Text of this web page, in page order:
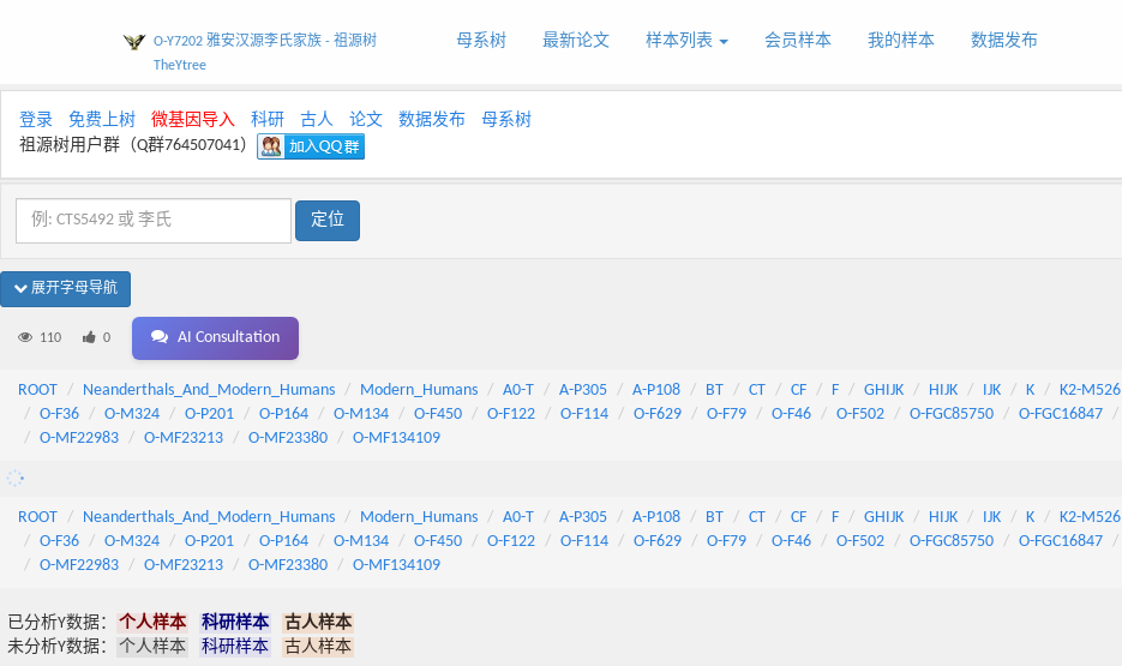
O-Y7202 雅安汉源李氏家族 - 祖源树
TheYtree
母系树 最新论文 样本列表 会员样本 我的样本 数据发布
登录 免费上树 微基因导入 科研 古人 论文 数据发布
母系树
祖源树用户群（Q群764507041）
展开字母导航
110 0 AI Consultation
ROOT Neanderthals_And_Modern_Humans Modern_Humans A0-T A-P305 A-P108 BT CT CF F GHIJK HIJK IJK K K2-M526
O-F36
O-M324 O-P201 O-P164 O-M134 O-F450 O-F122 O-F114 O-F629 O-F79 O-F46 O-F502 O-FGC85750 O-FGC16847
O-MF22983
O-MF23213 O-MF23380 O-MF134109
ROOT Neanderthals_And_Modern_Humans Modern_Humans A0-T A-P305 A-P108 BT CT CF F GHIJK HIJK IJK K K2-M526
O-F36
O-M324 O-P201 O-P164 O-M134 O-F450 O-F122 O-F114 O-F629 O-F79 O-F46 O-F502 O-FGC85750 O-FGC16847
O-MF22983
O-MF23213 O-MF23380 O-MF134109
已分析Y数据： 个人样本 科研样本
古人样本
未分析Y数据：
个人样本 科研样本 古人样本